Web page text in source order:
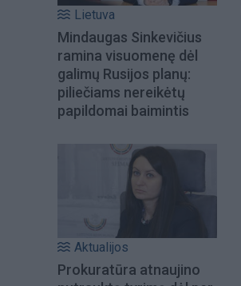
Lietuva
Mindaugas Sinkevičius
ramina visuomenę dėl
galimų Rusijos planų:
piliečiams nereikėtų
papildomai baimintis
Aktualijos
Prokuratūra atnaujino